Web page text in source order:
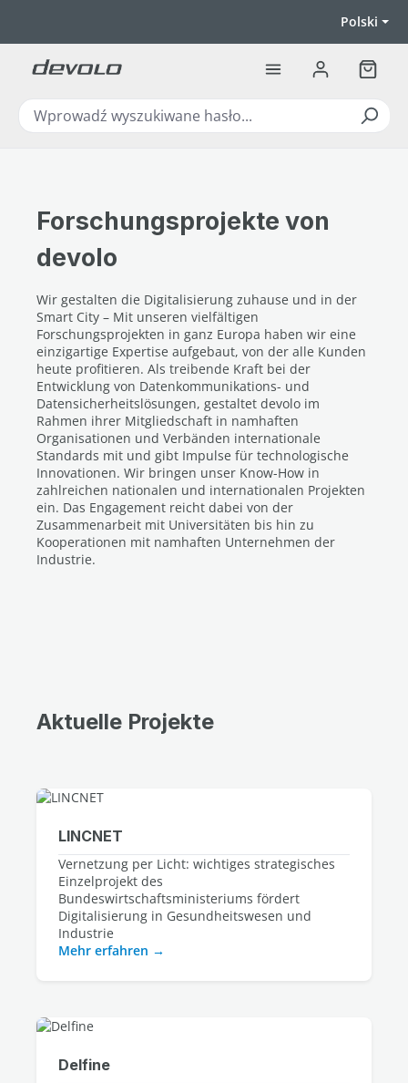
Polski
Forschungsprojekte von
devolo
Wir gestalten die Digitalisierung zuhause und in der
Smart City – Mit unseren vielfältigen
Forschungsprojekten in ganz Europa haben wir eine
einzigartige Expertise aufgebaut, von der alle Kunden
heute profitieren. Als treibende Kraft bei der
Entwicklung von Datenkommunikations- und
Datensicherheitslösungen, gestaltet devolo im
Rahmen ihrer Mitgliedschaft in namhaften
Organisationen und Verbänden internationale
Standards mit und gibt Impulse für technologische
Innovationen. Wir bringen unser Know-How in
zahlreichen nationalen und internationalen Projekten
ein. Das Engagement reicht dabei von der
Zusammenarbeit mit Universitäten bis hin zu
Kooperationen mit namhaften Unternehmen der
Industrie.
Aktuelle Projekte
LINCNET
Vernetzung per Licht: wichtiges strategisches
Einzelprojekt des
Bundeswirtschaftsministeriums fördert
Digitalisierung in Gesundheitswesen und
Industrie
Mehr erfahren
Delfine